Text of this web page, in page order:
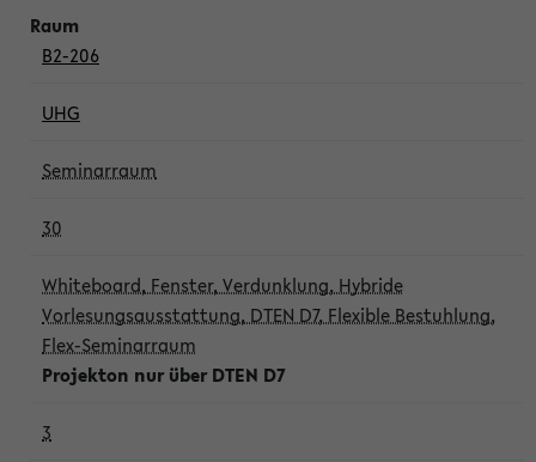
B2-206
UHG
Seminarraum
30
Whiteboard, Fenster, Verdunklung, Hybride
Vorlesungsausstattung, DTEN D7, Flexible Bestuhlung,
Flex-Seminarraum
Projekton nur über DTEN D7
3